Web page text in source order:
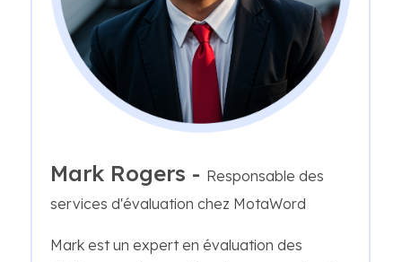
Mark Rogers - Responsable des
services d'évaluation chez MotaWord
Mark est un expert en évaluation des